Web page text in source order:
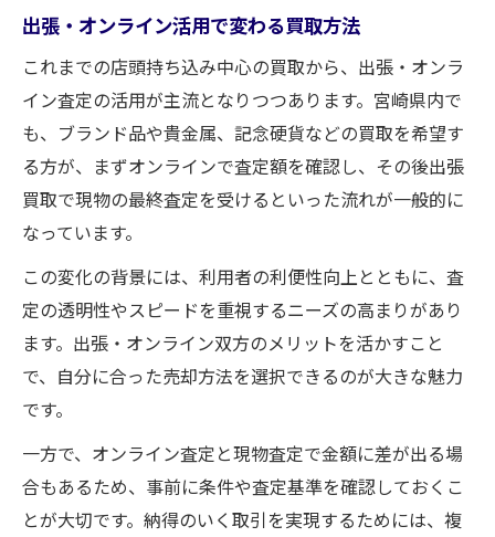
出張・オンライン活用で変わる買取方法
これまでの店頭持ち込み中心の買取から、出張・オンラ
イン査定の活用が主流となりつつあります。宮崎県内で
も、ブランド品や貴金属、記念硬貨などの買取を希望す
る方が、まずオンラインで査定額を確認し、その後出張
買取で現物の最終査定を受けるといった流れが一般的に
なっています。
この変化の背景には、利用者の利便性向上とともに、査
定の透明性やスピードを重視するニーズの高まりがあり
ます。出張・オンライン双方のメリットを活かすこと
で、自分に合った売却方法を選択できるのが大きな魅力
です。
一方で、オンライン査定と現物査定で金額に差が出る場
合もあるため、事前に条件や査定基準を確認しておくこ
とが大切です。納得のいく取引を実現するためには、複